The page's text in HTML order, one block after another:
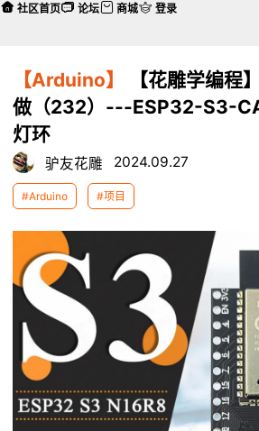
【Arduino】
【花雕学编程
做（232）---ESP32-S3-
灯环
驴友花雕 2024.09.27
#Arduino #项目
社区首页 论坛 商城 登录